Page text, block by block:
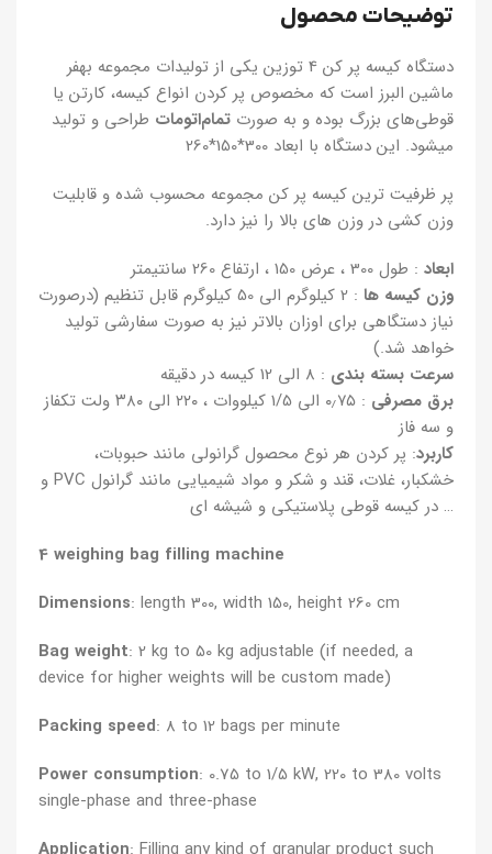
توضیحات محصول
دستگاه کیسه‌ پر کن 4 توزین یکی از تولیدات مجموعه بهفر
ماشین البرز است که مخصوص پر کردن انواع کیسه، کارتن یا
قوطی‌های بزرگ بوده و به صورت تمام‌اتومات طراحی و تولید
میشود. این دستگاه با ابعاد 300*150*260
پر ظرفیت ترین کیسه پر کن مجموعه محسوب شده و قابلیت
وزن کشی در وزن های بالا را نیز دارد.
ابعاد : طول 300 ، عرض 150 ، ارتفاع 260 سانتیمتر
وزن کیسه ها
: 2 کیلوگرم الی 50 کیلوگرم قابل تنظیم (درصورت
نیاز دستگاهی برای اوزان بالاتر نیز به صورت سفارشی تولید
خواهد شد.)
سرعت بسته بندی : 8 الی 12 کیسه در دقیقه
برق مصرفی
: ۰٫۷۵ الی 1/5 کیلووات ، ۲۲۰ الی ۳۸۰ ولت تکفاز
و سه فاز
کاربرد: پر کردن هر نوع محصول گرانولی مانند حبوبات،
خشکبار، غلات، قند و شکر و مواد شیمیایی مانند گرانول PVC و
… در کیسه قوطی پلاستیکی و شیشه ای
4 weighing bag filling machine
Dimensions: length 300, width 150, height 260 cm
Bag weight: 2 kg to 50 kg adjustable (if needed, a
device for higher weights will be custom made)
Packing speed: 8 to 12 bags per minute
Power consumption: 0.75 to 1/5 kW, 220 to 380 volts
single-phase and three-phase